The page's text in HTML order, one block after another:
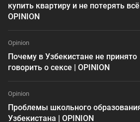
купить квартиру и не потерять
OPINION
Opinion
Почему в Узбекистане не принято
говорить о сексе | OPINION
Opinion
Проблемы школьного
Узбекистана | OPINION